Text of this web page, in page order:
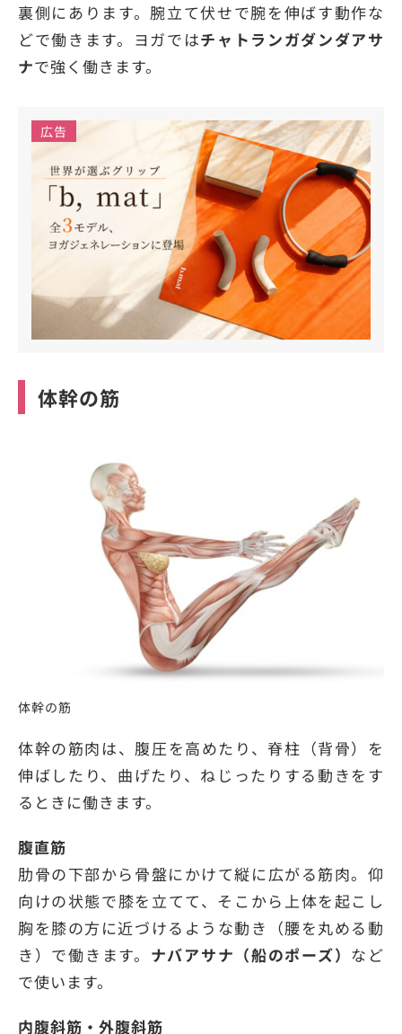
裏側にあります。腕立て伏せで腕を伸ばす動作な
どで働きます。ヨガではチャトランガダンダアサ
ナで強く働きます。
広告
体幹の筋
体幹の筋
体幹の筋肉は、腹圧を高めたり、脊柱（背骨）を
伸ばしたり、曲げたり、ねじったりする動きをす
るときに働きます。
腹直筋
肋骨の下部から骨盤にかけて縦に広がる筋肉。仰
向けの状態で膝を立てて、そこから上体を起こし
胸を膝の方に近づけるような動き（腰を丸める動
き）で働きます。 ナバアサナ（船のポーズ） など
で使います。
内腹斜筋・外腹斜筋